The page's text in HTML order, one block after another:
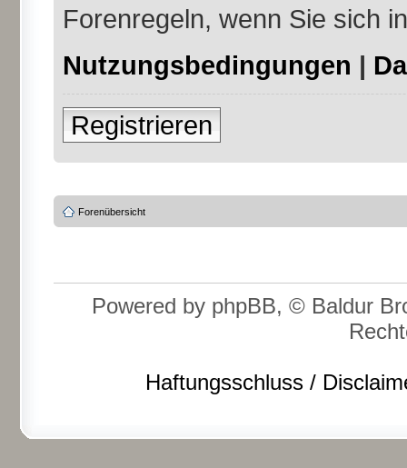
Forenregeln, wenn Sie sich
Nutzungsbedingungen |
Registrieren
Forenübersicht
Powered by phpBB, © Baldur
Haftungsschluss /